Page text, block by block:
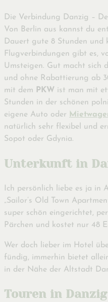
Die Verbindung Danzig –
Von Berlin aus kannst du
Dauert gute 8 Stunden und
Flugverbindungen gibt es,
Umsteigen. Gut macht sich
und ohne Rabattierung ab
mit dem PKW ist man mit
Stunden in der schönen
eigene Auto oder
natürlich sehr flexibel und
Sopot oder Gdynia.
Unterkunft in
Ich persönlich liebe es ja in
„Sailor’s Old Town
super schön eingerichtet,
Pärchen und kostet nur 48
Wer doch lieber im Hotel
fündig, immerhin bietet
in der Nähe der Altstadt
Touren in Danzig